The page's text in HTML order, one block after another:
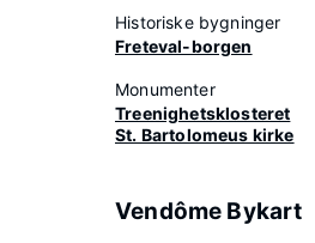
Historiske bygninger
Freteval-borgen
Monumenter
Treenighetsklosteret
St. Bartolomeus kirke
Vendôme Bykart